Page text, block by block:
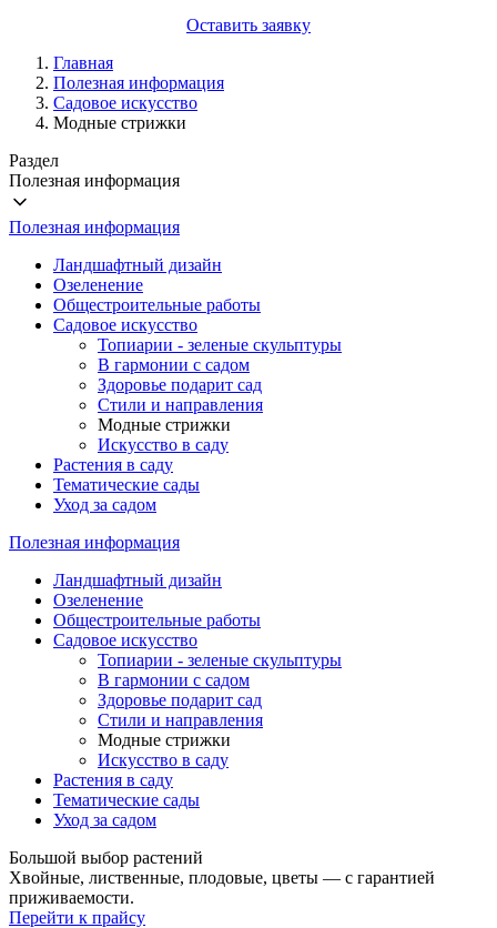
Оставить заявку
Главная
Полезная информация
Садовое искусство
Модные стрижки
Раздел
Полезная информация
Полезная информация
Ландшафтный дизайн
Озеленение
Общестроительные работы
Садовое искусство
Топиарии - зеленые скульптуры
В гармонии с садом
Здоровье подарит сад
Стили и направления
Модные стрижки
Искусство в саду
Растения в саду
Тематические сады
Уход за садом
Полезная информация
Ландшафтный дизайн
Озеленение
Общестроительные работы
Садовое искусство
Топиарии - зеленые скульптуры
В гармонии с садом
Здоровье подарит сад
Стили и направления
Модные стрижки
Искусство в саду
Растения в саду
Тематические сады
Уход за садом
Большой выбор растений
Хвойные, лиственные, плодовые, цветы — с гарантией
приживаемости.
Перейти к прайсу